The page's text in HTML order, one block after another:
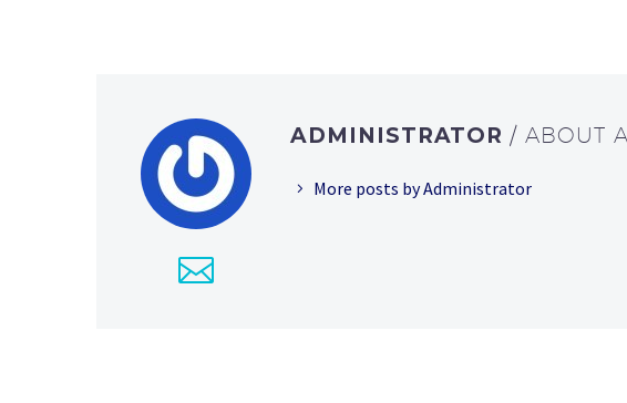
ADMINISTRATOR/ ABOUT
More posts by Administrator